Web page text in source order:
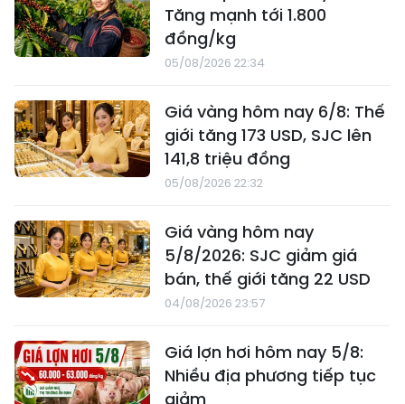
Tăng mạnh tới 1.800
đồng/kg
05/08/2026 22:34
Giá vàng hôm nay 6/8: Thế
giới tăng 173 USD, SJC lên
141,8 triệu đồng
05/08/2026 22:32
Giá vàng hôm nay
5/8/2026: SJC giảm giá
bán, thế giới tăng 22 USD
04/08/2026 23:57
Giá lợn hơi hôm nay 5/8:
Nhiều địa phương tiếp tục
giảm